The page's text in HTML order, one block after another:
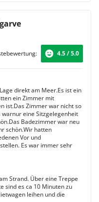
4.5 / 5.0
direkt am Meer.Es ist ein
ein Zimmer mit
ist.Das Zimmer war nicht so
eine Sitzgelegenheit
Badezimmer war neu
schön.Wir hatten
Vor und
Es war immer sehr
Strand. Über eine Treppe
sind es ca 10 Minuten zu
leihen und die